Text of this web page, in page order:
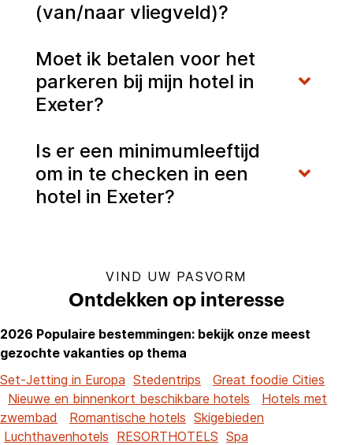
(van/naar vliegveld)?
Moet ik betalen voor het
parkeren bij mijn hotel in
Exeter?
Is er een minimumleeftijd
om in te checken in een
hotel in Exeter?
VIND UW PASVORM
Ontdekken op interesse
2026 Populaire bestemmingen: bekijk onze meest
gezochte vakanties op thema
Set-Jetting in Europa Stedentrips
Great foodie Cities
Nieuwe en binnenkort beschikbare hotels
Hotels met
zwembad
Romantische hotels Skigebieden
Luchthavenhotels RESORTHOTELS Spa